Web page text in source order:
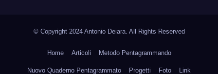
© Copyright 2024 Antonio Deiara. All Rights Reserved
Home Articoli Metodo Pentagrammando
Nuovo Quaderno Pentagrammato Progetti Foto Link